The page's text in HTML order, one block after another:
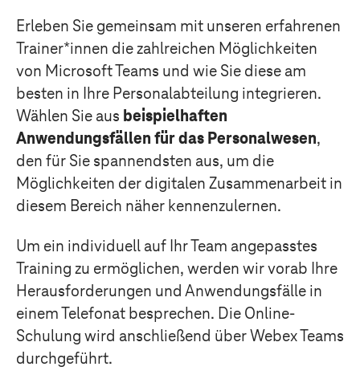
Erleben Sie gemeinsam mit unseren erfahrenen
Trainer*innen die zahlreichen Möglichkeiten
von Microsoft Teams und wie Sie diese am
besten in Ihre Personalabteilung integrieren.
Wählen Sie aus beispielhaften
Anwendungsfällen für das Personalwesen,
den für Sie spannendsten aus, um die
Möglichkeiten der digitalen Zusammenarbeit in
diesem Bereich näher kennenzulernen.
Um ein individuell auf Ihr Team angepasstes
Training zu ermöglichen, werden wir vorab Ihre
Herausforderungen und Anwendungsfälle in
einem Telefonat besprechen. Die Online-
Schulung wird anschließend über Webex Teams
durchgeführt.